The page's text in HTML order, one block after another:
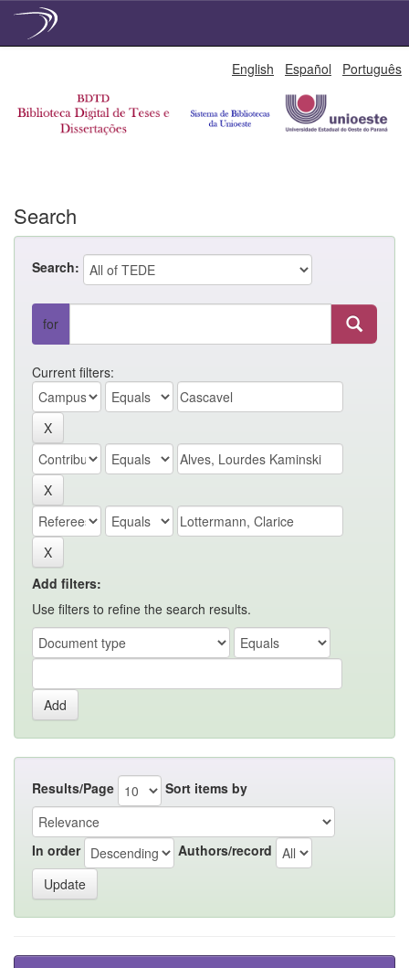
English Español Português
Search
Search:
for
Current filters:
Add filters:
Use filters to refine the search results.
Results/Page Sort items by
In order Authors/record